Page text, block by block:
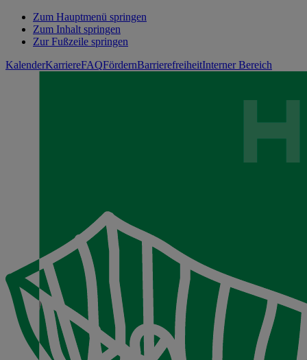
Zum Hauptmenü springen
Zum Inhalt springen
Zur Fußzeile springen
KalenderKarriereFAQFördernBarrierefreiheitInterner Bereich